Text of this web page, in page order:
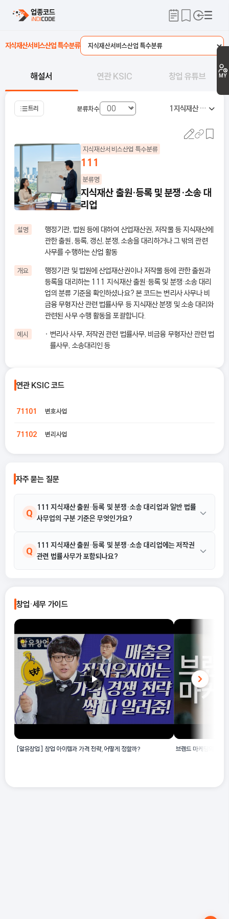
MY
지식재산서비스산업 특수분류
해설서 연관 KSIC 창업 유튜브
트리 분류차수 1 지식재산 법률대리업
지식재산서비스산업 특수분류
111
분류명
지식재산 출원·등록 및 분쟁·소송 대
리업
설명
행정기관, 법원 등에 대하여 산업재산권, 저작물 등 지식재산에
관한 출원, 등록, 갱신, 분쟁, 소송을 대리하거나 그 밖의 관련
사무를 수행하는 산업 활동
개요
행정기관 및 법원에 산업재산권이나 저작물 등에 관한 출원과
등록을 대리하는 111 지식재산 출원·등록 및 분쟁·소송 대리
업의 분류 기준을 확인하셨나요? 본 코드는 변리사 사무나 비
금융 무형자산 관련 법률사무 등 지식재산 분쟁 및 소송 대리와
관련된 사무 수행 활동을 포괄합니다.
예시
변리사 사무, 저작권 관련 법률사무, 비금융 무형자산 관련 법
률사무, 소송대리인 등
연관 KSIC 코드
71101 변호사업
71102 변리사업
자주 묻는 질문
Q
111 지식재산 출원·등록 및 분쟁·소송 대리업과 일반 법률
사무업의 구분 기준은 무엇인가요?
A 일반 법률사무업이 일반적인 민형사 소송이나 계약서를 다룬다면,
111 지식재산 출원·등록 및 분쟁·소송 대리업은 산업재산권이나
Q
111 지식재산 출원·등록 및 분쟁·소송 대리업에는 저작권
관련 법률사무가 포함되나요?
관련 사무를 수행하는 것을 의미하며, 저작권 관련 법률사무도 이에
해당합니다.
창업·세무 가이드
[알유창업] 창업 아이템과 가격 전략, 어떻게 정할까? 브랜드 마케팅의 꽃,